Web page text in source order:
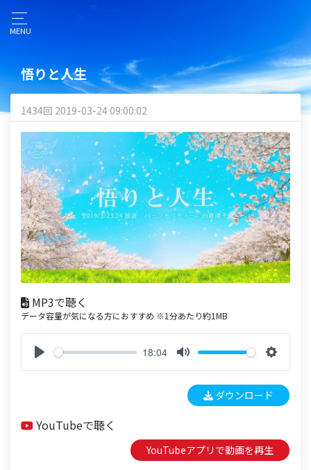
MENU
悟りと人生
1434回 2019-03-24 09:00:02
MP3で聴く
データ容量が気になる方におすすめ ※1分あたり約1MB
18:04
e
t
n
g
ダウンロード
YouTubeで聴く
YouTubeアプリで動画を再生